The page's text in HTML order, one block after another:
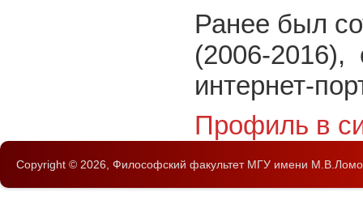
Ранее был
(2006-2016),
интернет-
Профиль в
Copyright © 2026, Философский факультет МГУ имени